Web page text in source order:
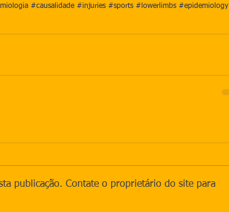
#causalidade #injuries #sports #lowerlimbs #epidemiology
publicação. Contate o proprietário do site para